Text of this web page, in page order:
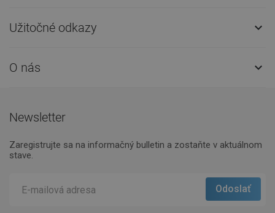
Užitočné odkazy 
O nás 
Newsletter
Zaregistrujte sa na informačný bulletin a zostaňte v aktuálnom
stave.